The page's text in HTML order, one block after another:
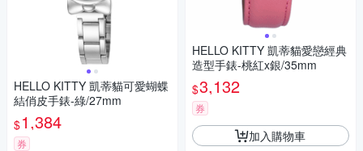
HELLO KITTY 凱蒂貓可愛蝴蝶
結俏皮手錶-綠/27mm
$1,384
券
HELLO KITTY 凱蒂貓愛戀經典
造型手錶-桃紅x銀/35mm
$3,132
券
加入購物車